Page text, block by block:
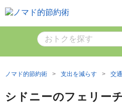
ノマド的節約術 支出を減らす 交
シドニーのフェリー